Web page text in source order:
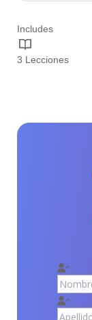
Includes
3 Lecciones